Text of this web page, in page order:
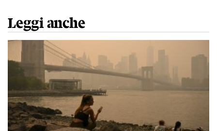
Leggi anche